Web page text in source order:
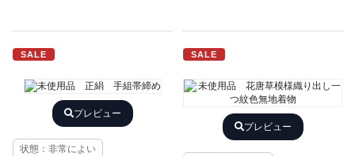
SALE
プレビュー
状態：非常によい
SALE
プレビュー